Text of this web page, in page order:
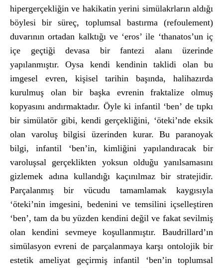
hipergerçekliğin ve hakikatin yerini simülakrların aldığı
böylesi bir süreç, toplumsal bastırma (refoulement)
duvarının ortadan kalktığı ve ‘eros’ ile ‘thanatos’un iç
içe geçtiği devasa bir fantezi alanı üzerinde
yapılanmıştır. Oysa kendi kendinin taklidi olan bu
imgesel evren, kişisel tarihin başında, halihazırda
kurulmuş olan bir başka evrenin fraktalize olmuş
kopyasını andırmaktadır. Öyle ki infantil ‘ben’ de tıpkı
bir simülatör gibi, kendi gerçekliğini, ‘öteki’nde eksik
olan varoluş bilgisi üzerinden kurar. Bu paranoyak
bilgi, infantil ‘ben’in, kimliğini yapılandıracak bir
varoluşsal gerçeklikten yoksun olduğu yanılsamasını
gizlemek adına kullandığı kaçınılmaz bir stratejidir.
Parçalanmış bir vücudu tamamlamak kaygısıyla
‘öteki’nin imgesini, bedenini ve temsilini içselleştiren
‘ben’, tam da bu yüzden kendini değil ve fakat sevilmiş
olan kendini sevmeye koşullanmıştır. Baudrillard’ın
simülasyon evreni de parçalanmaya karşı ontolojik bir
estetik ameliyat geçirmiş infantil ‘ben’in toplumsal